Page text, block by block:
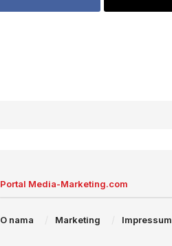
Portal Media-Marketing.com
O nama Marketing Impressum